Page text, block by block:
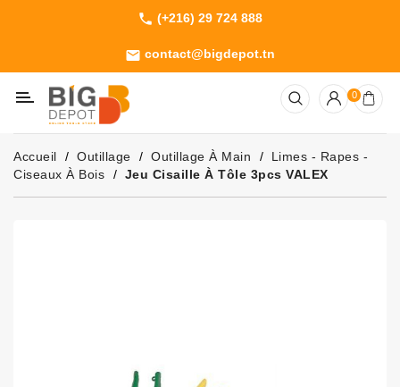
phone (+216) 29 724 888
email contact@bigdepot.tn
Machines
Outillage
Jardinage
Consommables
0
Accueil Outillage Outillage À Main
Limes - Rapes -
Ciseaux À Bois
Jeu Cisaille À Tôle 3pcs VALEX